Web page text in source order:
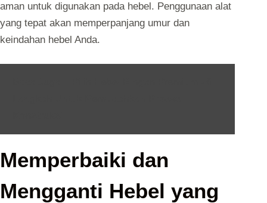
aman untuk digunakan pada hebel. Penggunaan alat
yang tepat akan memperpanjang umur dan
keindahan hebel Anda.
Memperbaiki dan
Mengganti Hebel yang